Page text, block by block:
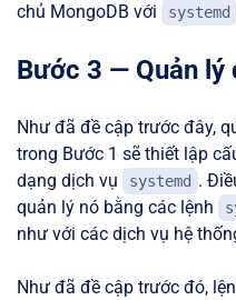
chủ MongoDB với systemd
Bước 3 — Quản lý
Như đã đề cập trước đây,
trong Bước 1 sẽ thiết lập
dạng dịch vụ
systemd .
quản lý nó bằng các lệnh
như với các dịch vụ hệ
Như đã đề cập trước đó,